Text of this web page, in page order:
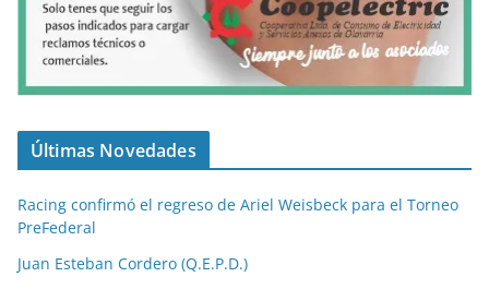
Últimas Novedades
Racing confirmó el regreso de Ariel Weisbeck para el Torneo
PreFederal
Juan Esteban Cordero (Q.E.P.D.)